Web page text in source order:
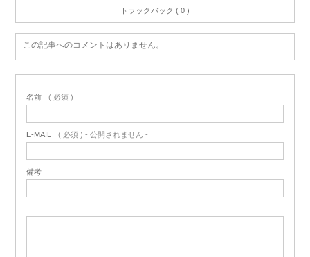
トラックバック ( 0 )
この記事へのコメントはありません。
名前 ( 必須 )
E-MAIL ( 必須 ) - 公開されません -
備考